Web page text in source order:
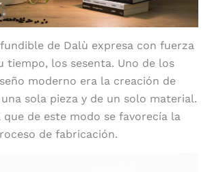
de Dalù expresa con fuerza
tiempo, los sesenta. Uno de los
moderno era la creación de
sola pieza y de un solo material.
que de este modo se favorecía la
de fabricación.